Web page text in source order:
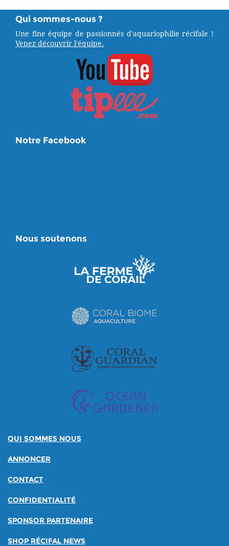
Qui sommes-nous ?
Une fine équipe de passionnés d'aquariophilie récifale !
Venez découvrir l'équipe.
Notre Facebook
Nous soutenons
QUI SOMMES NOUS
ANNONCER
CONTACT
CONFIDENTIALITÉ
SPONSOR PARTENAIRE
SHOP RÉCIFAL NEWS